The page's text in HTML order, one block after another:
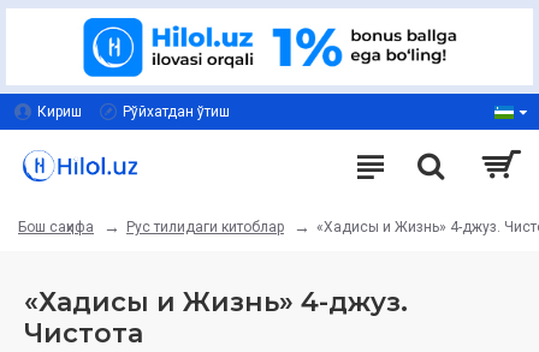
Кириш Рўйхатдан ўтиш
Бош саҳифа Рус тилидаги китоблар «Хадисы и Жизнь» 4-джуз.
«Хадисы и Жизнь» 4-джуз.
Чистота